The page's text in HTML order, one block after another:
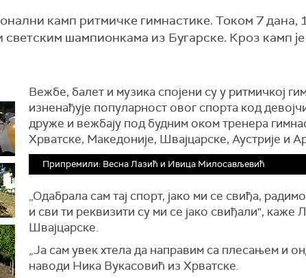
камп ритмичке гимнастике. Током 7 дана,
шампионкама из Бугарске. Кроз камп
Вежбе, балет и музика спојени су у ритмичкој
изненађује популарност овог спорта код
друже и вежбају под будним оком тренера
Хрватске, Македоније, Швајцарске, Аустрије и
Припремили: Весна Лазић и Ивица Милосављевић
„Одабрала сам тај спорт, јако ми се свиђа,
и сви ти реквизити су ми се јако свиђали", каже
Швајцарске.
„Ја сам увек хтела да направим са плесањем и
наводи Ника Вукасовић из Хрватске.